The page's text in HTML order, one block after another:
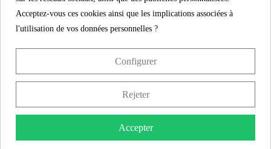
Acceptez-vous ces cookies ainsi que les implications associées à
l'utilisation de vos données personnelles ?
Configurer
Rejeter
Accepter